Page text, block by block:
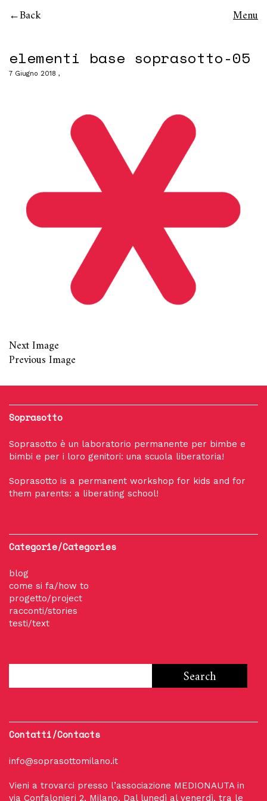
Back Menu
elementi base soprasotto-05
7 Giugno 2018
Next Image
Previous Image
Soprasotto
Soprasotto è un laboratorio permanente per bimbe e
bimbi e per i loro genitori: una scuola liberatoria!
Soprasotto is a permanent workshop for kids and for
them parents: a liberating school!
Categorie/Categories
blog
come si fa/how to
progetto/project
racconti/stories
testi/text
Contatti/Contacts
info@soprasottomilano.it
Vieni a trovarci presso l’associazione MEDIONAUTA in
via Confalonieri 2, Milano. Dal lunedì al venerdì, tra le